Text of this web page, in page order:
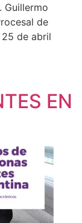
Guillermo
de
de abril
EN